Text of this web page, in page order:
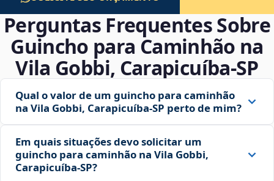
Perguntas Frequentes Sobre
Guincho para Caminhão na
Vila Gobbi, Carapicuíba‑SP
Qual o valor de um guincho para caminhão
na Vila Gobbi, Carapicuíba‑SP perto de mim?
Em quais situações devo solicitar um
guincho para caminhão na Vila Gobbi,
Carapicuíba‑SP?